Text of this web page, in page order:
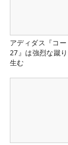
アディダス『コー
27』は強烈な蹴
生む